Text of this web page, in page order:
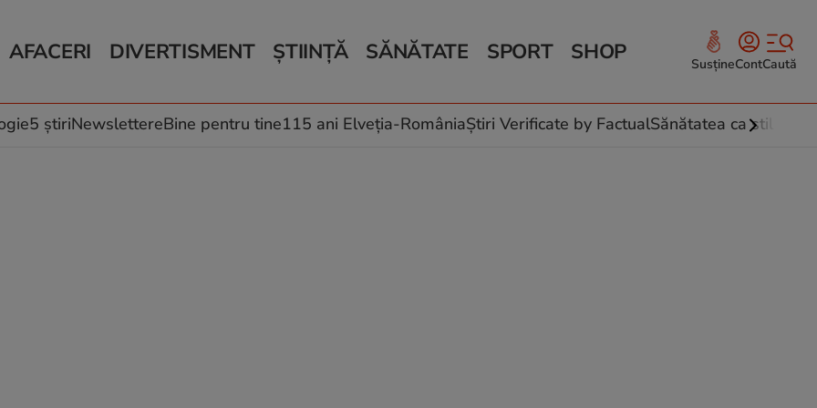
AFACERI
Auto
Locuri de muncă
DIVERTISMENT
Horoscop
Muzică și Filme
ȘTIINȚĂ
Schimbări climatice
SĂNĂTATE
Relații
Rețete culinare
SPORT SHOP SusțineContCaută
5 știriNewslettereBine pentru tine115 ani Elveția-RomâniaȘtiri Verificate by FactualSănătatea ca stil de